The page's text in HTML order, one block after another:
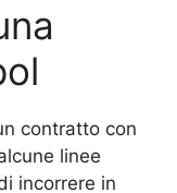
contratto con
linee
incorrere in